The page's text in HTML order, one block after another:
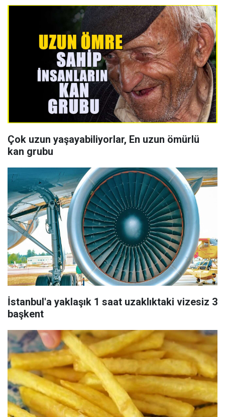
Çok uzun yaşayabiliyorlar, En uzun ömürlü
kan grubu
İstanbul'a yaklaşık 1 saat uzaklıktaki vizesiz 3
başkent